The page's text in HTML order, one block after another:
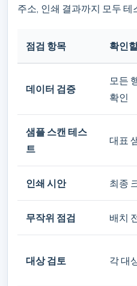
주소, 인쇄 결과까지 모두
점검 항목 확인
데이터 검증
모든
확인
샘플 스캔 테스
트
대표
인쇄 시안 최종
무작위 점검 배치
대상 검토 각 대